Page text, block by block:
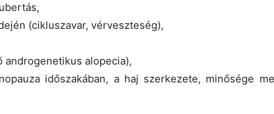
(cikluszavar, vérveszteség),
androgenetikus alopecia),
időszakában, a haj szerkezete, minősége